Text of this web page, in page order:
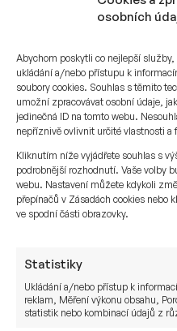
osobních
Abychom poskytli co nejlepší
ukládání a/nebo přístupu k
soubory cookies. Souhlas s těmito
umožní zpracovávat osobní údaje,
jedinečná ID na tomto webu.
nepříznivě ovlivnit určité vlastnosti a
Kliknutím níže vyjádřete souhlas s
podrobnější rozhodnutí. Vaše volby
webu. Nastavení můžete kdykoli
přepínačů v Zásadách cookies nebo
ve spodní části obrazovky.
Statistiky
Ukládání a/nebo přístup k
reklam, Měření výkonu obsahu,
statistik nebo kombinací údajů z
ekonomiku a
Červen 2026